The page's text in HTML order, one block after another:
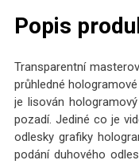
Popis
Transparentní
průhledné
je lisován
pozadí. Jediné co je
odlesky grafiky
podání duhového